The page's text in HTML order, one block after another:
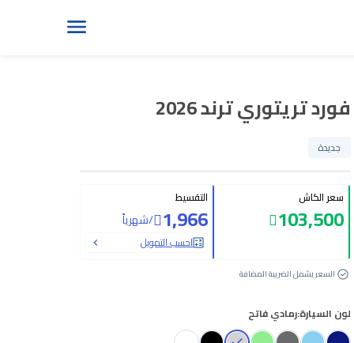
فورد تريتوري ترند 2026
جديدة
سعر الكاش
103,500
التقسيط
1,966
/شهرياً
احسب التمويل
السعر يشمل الضريبة المضافة
لون السيارة:رمادي فاتح